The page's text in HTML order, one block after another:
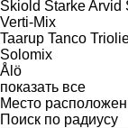
Skiold Starke Arvid
Verti-Mix
Taarup Tanco
Solomix
Ålö
показать все
Место
Поиск по радиусу